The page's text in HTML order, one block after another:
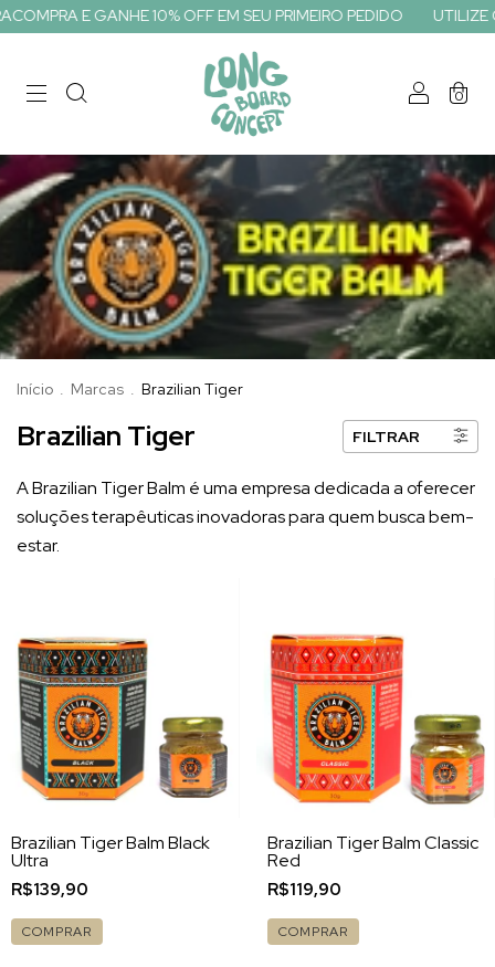
E GANHE 10% OFF EM SEU PRIMEIRO PEDIDO UTILIZE
0
Início . Marcas . Brazilian Tiger
Brazilian Tiger FILTRAR
A Brazilian Tiger Balm é uma empresa dedicada a oferecer
soluções terapêuticas inovadoras para quem busca bem-
estar.
Brazilian Tiger Balm Black
Ultra
R$139,90
COMPRAR
Brazilian Tiger Balm Classic
Red
R$119,90
COMPRAR